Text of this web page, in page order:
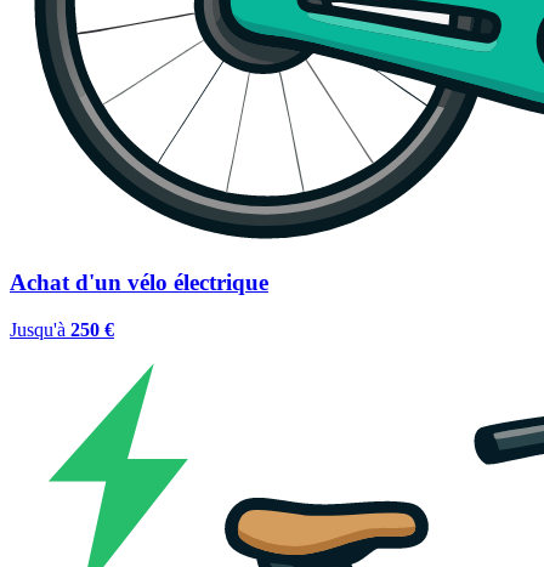
Achat d'un vélo électrique
Jusqu'à 250 €